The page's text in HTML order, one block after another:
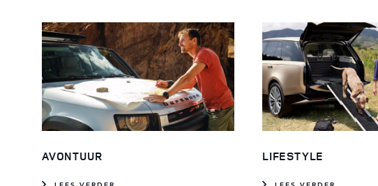
AVONTUUR
LEES VERDER
LIFESTYLE
LEES VERDER